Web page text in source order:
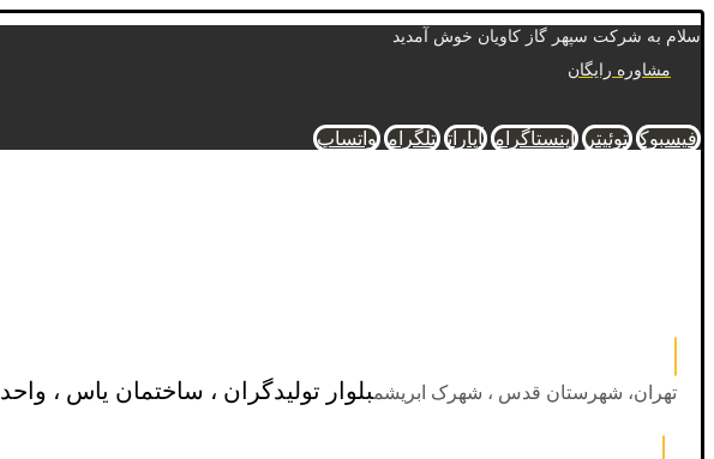
سلام به شرکت سپهر گاز کاویان خوش آمدید
مشاوره رایگان
فیسبوک توئیتر اینستاگرام آپارات تلگرام واتساپ
تهران، شهرستان قدس ، شهرک ابریشمبلوار تولیدگران ، ساختمان یاس ، واحد 3